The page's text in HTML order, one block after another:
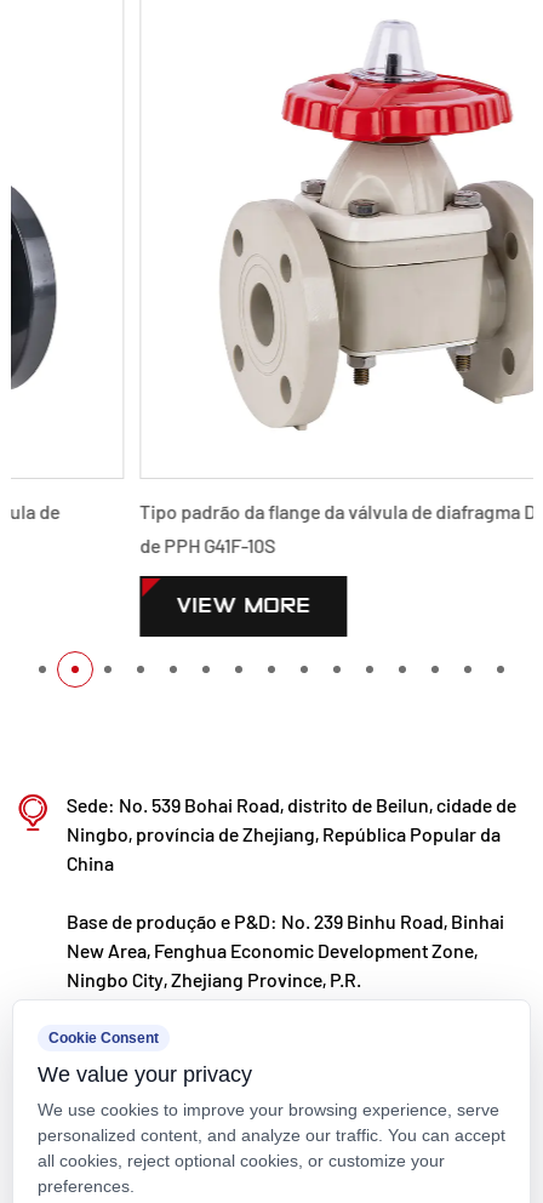
Tipo padrão da flange da válvula de diafragma DN15-300 GB
de PPH G41F-10S
VIEW MORE
Sede: No. 539 Bohai Road, distrito de Beilun, cidade de
Ningbo, província de Zhejiang, República Popular da
China
Base de produção e P&D: No. 239 Binhu Road, Binhai
New Area, Fenghua Economic Development Zone,
Ningbo City, Zhejiang Province, P.R.
kxpv@kxpv.com
+86-18067123177
Cookie Consent
We value your privacy
We use cookies to improve your browsing experience, serve
personalized content, and analyze our traffic. You can accept
all cookies, reject optional cookies, or customize your
preferences.